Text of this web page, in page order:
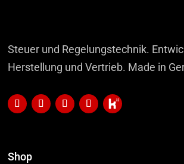
Steuer und Regelungstechnik.
Herstellung und Vertrieb. Made in
Shop